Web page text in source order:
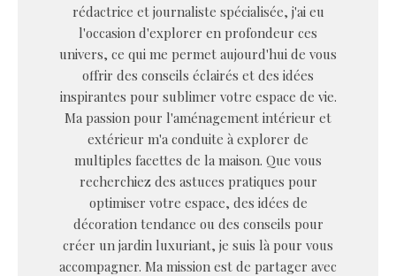
rédactrice et journaliste spécialisée, j'ai eu
l'occasion d'explorer en profondeur ces
univers, ce qui me permet aujourd'hui de vous
offrir des conseils éclairés et des idées
inspirantes pour sublimer votre espace de vie.
Ma passion pour l'aménagement intérieur et
extérieur m'a conduite à explorer de
multiples facettes de la maison. Que vous
recherchiez des astuces pratiques pour
optimiser votre espace, des idées de
décoration tendance ou des conseils pour
créer un jardin luxuriant, je suis là pour vous
accompagner. Ma mission est de partager avec